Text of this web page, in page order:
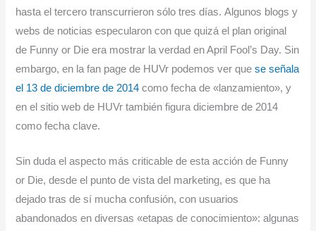
hasta el tercero transcurrieron sólo tres días. Algunos blogs y
webs de noticias especularon con que quizá el plan original
de Funny or Die era mostrar la verdad en April Fool’s Day. Sin
embargo, en la fan page de HUVr podemos ver quese señala
el 13 de diciembre de 2014 como fecha de «lanzamiento», y
en el sitio web de HUVr también figura diciembre de 2014
como fecha clave.
Sin duda el aspecto más criticable de esta acción de Funny
or Die, desde el punto de vista del marketing, es que ha
dejado tras de sí mucha confusión, con usuarios
abandonados en diversas «etapas de conocimiento»: algunas